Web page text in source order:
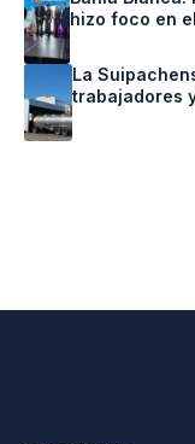
hizo foco en
La
trabajadores